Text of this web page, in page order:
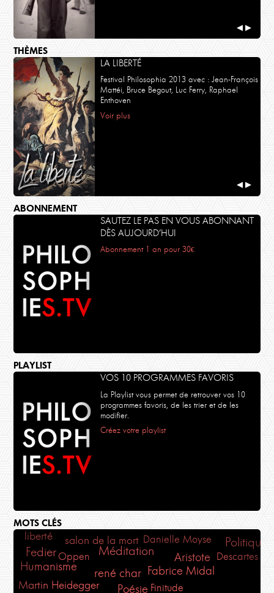
◀ ▶
THÈMES
LA LIBERTÉ
Festival Philosophia 2013 avec : Jean-François
Mattéi, Bruce Begout, Luc Ferry, Raphael
Enthoven
Voir plus
◀ ▶
ABONNEMENT
SAUTEZ LE PAS EN VOUS ABONNANT
DÈS AUJOURD’HUI
Abonnement 1 an pour 30€
PLAYLIST
VOS 10 PROGRAMMES FAVORIS
La Playlist vous permet de retrouver vos 10
programmes favoris, de les trier et de les
modifier.
Créez votre playlist
MOTS CLÉS
liberté salon de la mort Danielle Moyse Politique
FedierOppen Méditation Aristote Descartes
Humanisme
rené char Fabrice Midal
Martin Heidegger PoésieFinitude